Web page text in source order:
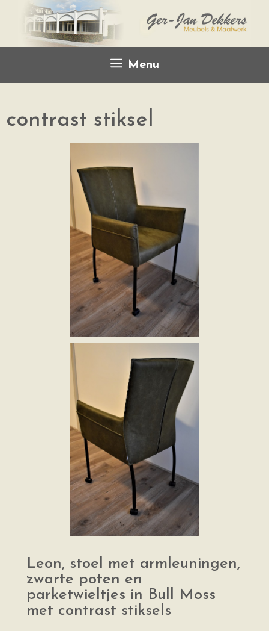
Menu
contrast stiksel
Leon, stoel met armleuningen,
zwarte poten en
parketwieltjes in Bull Moss
met contrast stiksels